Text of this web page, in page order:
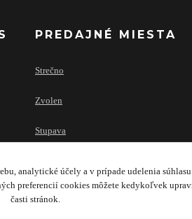
PREDAJNÉ MIESTA
Strečno
Zvolen
Stupava
analytické účely a v prípade udelenia
preferencií cookies môžete kedykoľvek
časti stránok.